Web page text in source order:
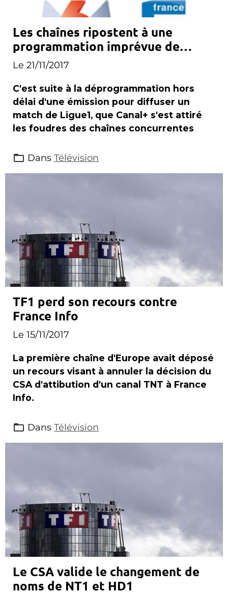
Les chaînes ripostent à une
programmation imprévue de
Canal+
Le 21/11/2017
C'est suite à la déprogrammation hors
délai d'une émission pour diffuser un
match de Ligue1, que Canal+ s'est attiré
les foudres des chaînes concurrentes
Dans Télévision
TF1 perd son recours contre
France Info
Le 15/11/2017
La première chaîne d'Europe avait déposé
un recours visant à annuler la décision du
CSA d'attibution d'un canal TNT à France
Info.
Dans Télévision
Le CSA valide le changement de
noms de NT1 et HD1